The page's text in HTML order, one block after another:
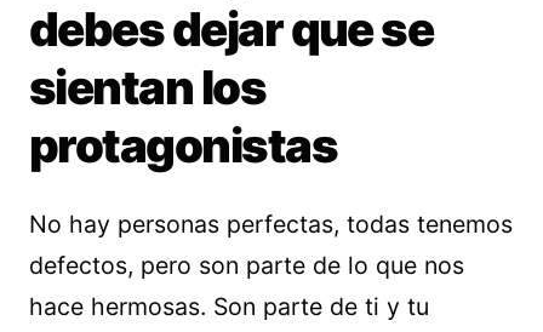
debes dejar que se
sientan los
protagonistas
No hay personas perfectas, todas tenemos
defectos, pero son parte de lo que nos
hace hermosas. Son parte de ti y tu